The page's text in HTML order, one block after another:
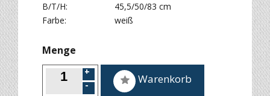
B/T/H:
45,5/50/83 cm
Farbe:
weiß
Menge
Warenkorb